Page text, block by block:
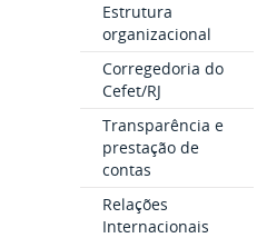
Estrutura
organizacional
Corregedoria do
Cefet/RJ
Transparência e
prestação de
contas
Relações
Internacionais